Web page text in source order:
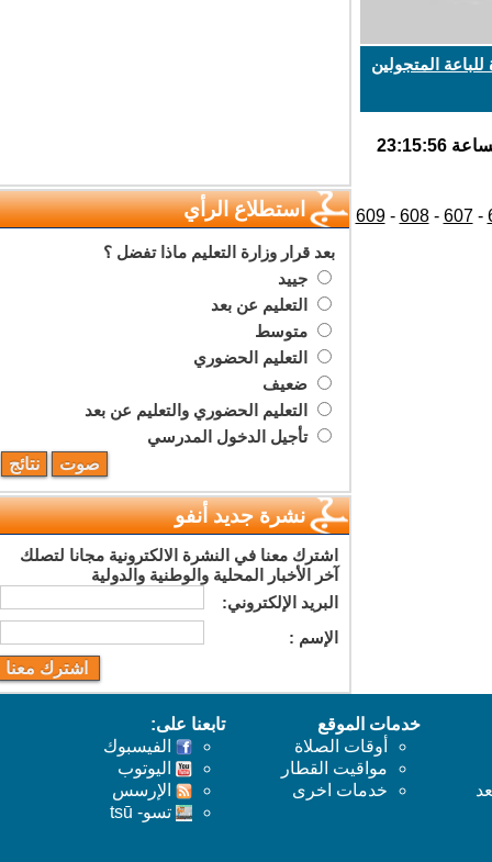
المتجولين
607
-
608
-
609 استطلاع الرأي
بعد قرار وزارة التعليم ماذا تفضل ؟
جييد
التعليم عن بعد
متوسط
التعليم الحضوري
ضعيف
التعليم الحضوري والتعليم عن بعد
تأجيل الدخول المدرسي
نشرة جديد أنفو
اشترك معنا في النشرة الالكترونية مجانا لتصلك
آخر الأخبار المحلية والوطنية والدولية
البريد اﻹلكتروني:
اﻹسم :
خدمات الموقع
أوقات الصلاة
مواقيت القطار
خدمات اخرى
تابعنا على:
الفيسبوك
اليوتوب
اﻹرسس
تسو- tsū